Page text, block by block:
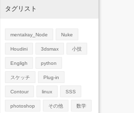
タグリスト
mentalray_Node Nuke
Houdini 3dsmax 小技
Engligh python
スケッチ Plug-in
Contour linux SSS
photoshop その他 数学